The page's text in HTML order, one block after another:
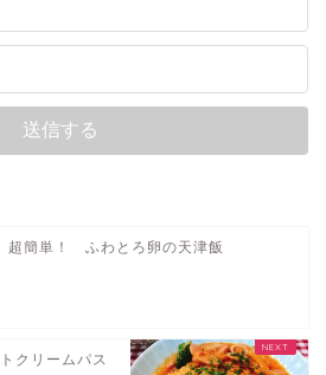
超簡単！ ふわとろ卵の天津飯
クリームパス